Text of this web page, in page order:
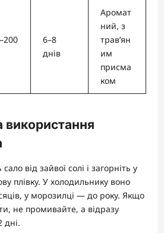
6–8
днів
Аромат
ний, з
трав’ян
им
присма
ком
використання
сало від зайвої солі і загорніть у
плівку. У холодильнику воно
у морозилці — до року. Якщо
не промивайте, а відразу
дні.